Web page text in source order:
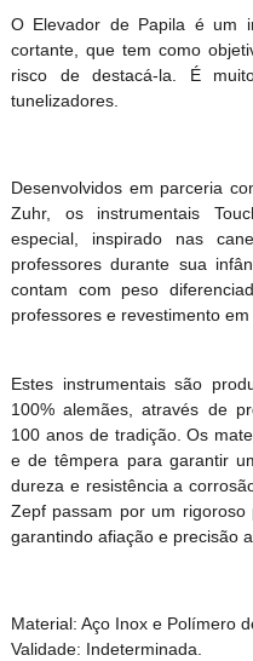
O Elevador de Papila é um
cortante, que tem como
risco de destacá-la. É
tunelizadores.
Desenvolvidos em parceria
Zuhr, os instrumentais
especial, inspirado nas
professores durante sua
contam com peso
professores e revestimento
Estes instrumentais são
100% alemães, através de
100 anos de tradição. Os
e de têmpera para garantir
dureza e resistência a
Zepf passam por um rigoroso
garantindo afiação e precisão
Material: Aço Inox e Polímero
Validade: Indeterminada.